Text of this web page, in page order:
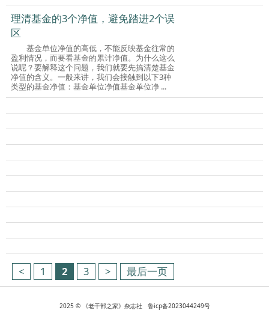
理清基金的3个净值，避免踏进2个误
区
基金单位净值的高低，不能反映基金往常的
盈利情况，而要看基金的累计净值。为什么这么
说呢？要解释这个问题，我们就要先搞清楚基金
净值的含义。一般来讲，我们会接触到以下3种
类型的基金净值：基金单位净值基金单位净 ...
< 1 2 3 > 最后一页
2025 © 《老干部之家》杂志社 鲁icp备2023044249号